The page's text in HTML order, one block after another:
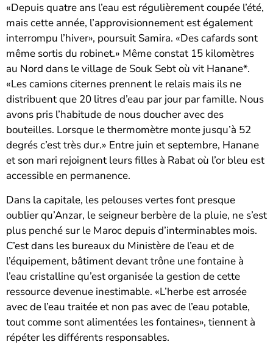
«Depuis quatre ans l’eau est régulièrement coupée l’été,
mais cette année, l’approvisionnement est également
interrompu l’hiver», poursuit Samira. «Des cafards sont
même sortis du robinet.» Même constat 15 kilomètres
au Nord dans le village de Souk Sebt où vit Hanane*.
«Les camions citernes prennent le relais mais ils ne
distribuent que 20 litres d’eau par jour par famille. Nous
avons pris l’habitude de nous doucher avec des
bouteilles. Lorsque le thermomètre monte jusqu’à 52
degrés c’est très dur.» Entre juin et septembre, Hanane
et son mari rejoignent leurs filles à Rabat où l’or bleu est
accessible en permanence.
Dans la capitale, les pelouses vertes font presque
oublier qu’Anzar, le seigneur berbère de la pluie, ne s’est
plus penché sur le Maroc depuis d’interminables mois.
C’est dans les bureaux du Ministère de l’eau et de
l’équipement, bâtiment devant trône une fontaine à
l’eau cristalline qu’est organisée la gestion de cette
ressource devenue inestimable. «L’herbe est arrosée
avec de l’eau traitée et non pas avec de l’eau potable,
tout comme sont alimentées les fontaines», tiennent à
répéter les différents responsables.